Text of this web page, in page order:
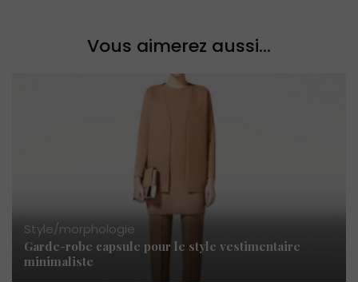
Vous aimerez aussi...
Style/morphologie
Garde-robe capsule pour le style vestimentaire
minimaliste